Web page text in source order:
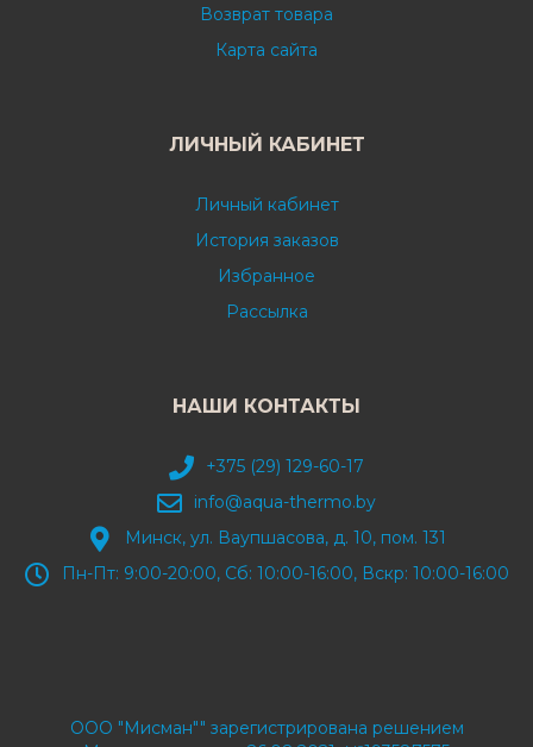
Возврат товара
Карта сайта
ЛИЧНЫЙ КАБИНЕТ
Личный кабинет
История заказов
Избранное
Рассылка
НАШИ КОНТАКТЫ
+375 (29) 129-60-17
info@aqua-thermo.by
Минск, ул. Ваупшасова, д. 10, пом. 131
Пн-Пт: 9:00-20:00, Сб: 10:00-16:00, Вскр: 10:00-16:00
ООО "Мисман"" зарегистрирована решением